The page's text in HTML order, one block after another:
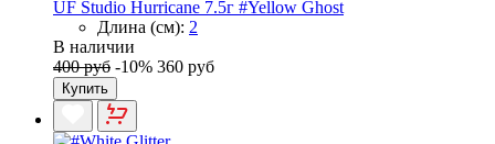
UF Studio Hurricane 7.5г #Yellow Ghost
Длина (см): 2
В наличии
400 руб -10% 360 руб
Купить